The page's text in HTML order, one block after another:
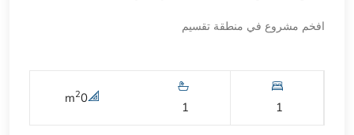
افخم مشروع في منطقة تقسيم
1
1
0
m2